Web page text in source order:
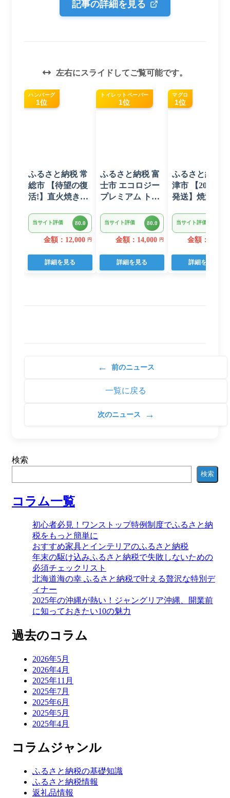
記事の詳細を見る
左右にスライドしてご覧可能です。
ハンバーグ
1位
ふるさと納税 常
総市 【待望の復
活!】直火焼きハ
ラスソース 3kg
22個入り
当サイト評価 80.0
金額：12,000 円
詳細を見る
トイレットペーパー
1位
ふるさと納税 富
士市 エコロジー
プレミアム トイ
ダブル 96ロール
日用品 人気
当サイト評価 80.0
金額：14,000 円
詳細を見る
マグロ
1位
ふるさと納税
津市 【2026年6
発送】焼津 マ
ト F4 ねぎとろ
(a10-875202606)
当サイト評価
金額：11,000
詳細を見る
← 前のニュース
一覧に戻る
次のニュース →
検索
検索
コラム一覧
初心者必見！ワンストップ特例制度でふるさと納
税をもっと簡単に
おすすめ家具とインテリアのふるさと納税
年末の駆け込みふるさと納税で失敗しないための
必須チェックリスト
北海道海の幸 ふるさと納税で叶える贅沢な特別デ
ィナー
2025年の沖縄が熱い！ジャングリア沖縄、開業前
に知っておきたい10の魅力
過去のコラム
2026年5月
2026年4月
2025年11月
2025年7月
2025年6月
2025年5月
2025年4月
コラムジャンル
ふるさと納税の基礎知識
ふるさと納税情報
返礼品情報